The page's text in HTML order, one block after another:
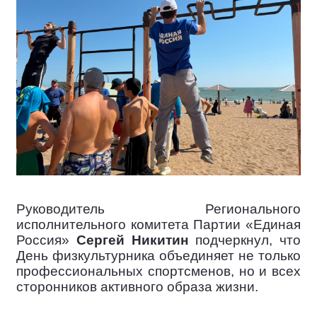
Руководитель Регионального
исполнительного комитета Партии «Единая
Россия» Сергей Никитин подчеркнул, что
День физкультурника объединяет не только
профессиональных спортсменов, но и всех
сторонников активного образа жизни.